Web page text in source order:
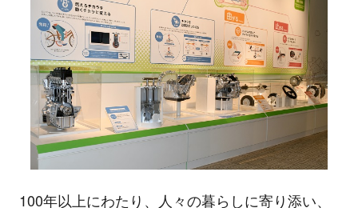
100年以上にわたり、人々の暮らしに寄り添い、